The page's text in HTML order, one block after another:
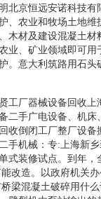
北京恒远安诺科技
、农业和牧场土地维
木材及建设混凝土
业、矿业领域即可
。意大利筑路用石
工厂器械设备回收上
二手广电设备、机
收倒闭工厂整厂设备
手机械：专:上海新
式装修试点。到年，
改造。以政府机关
梁混凝土破碎用什